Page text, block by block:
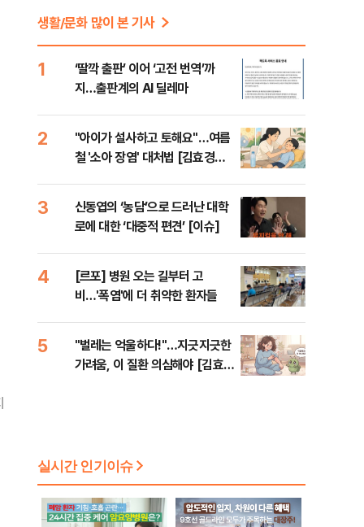
생활/문화 많이 본 기사
1
‘딸깍 출판’ 이어 ‘고전 번역’까
지…출판계의 AI 딜레마
2
"아이가 설사하고 토해요"…여름
철 '소아 장염' 대처법 [김효경의
3
신동엽의 ‘농담’으로 드러난 대학
로에 대한 ‘대중적 편견’ [이슈]
4
[르포] 병원 오는 길부터 고
비…'폭염'에 더 취약한 환자들
5
"벌레는 억울하다!"…지긋지긋한
가려움, 이 질환 의심해야 [김효경